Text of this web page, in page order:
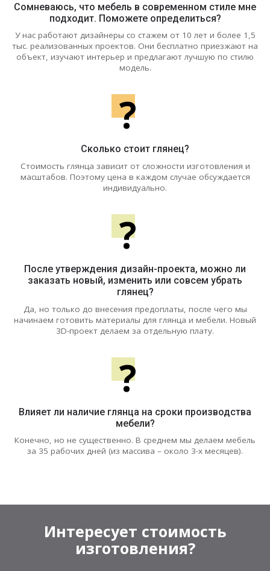
Сомневаюсь, что мебель в современном стиле мне
подходит. Поможете определиться?
У нас работают дизайнеры со стажем от 10 лет и более 1,5
тыс. реализованных проектов. Они бесплатно приезжают на
объект, изучают интерьер и предлагают лучшую по стилю
модель.
?
Сколько стоит глянец?
Стоимость глянца зависит от сложности изготовления и
масштабов. Поэтому цена в каждом случае обсуждается
индивидуально.
?
После утверждения дизайн-проекта, можно ли
заказать новый, изменить или совсем убрать
глянец?
Да, но только до внесения предоплаты, после чего мы
начинаем готовить материалы для глянца и мебели. Новый
3D-проект делаем за отдельную плату.
?
Влияет ли наличие глянца на сроки производства
мебели?
Конечно, но не существенно. В среднем мы делаем мебель
за 35 рабочих дней (из массива – около 3-х месяцев).
Интересует стоимость
изготовления?